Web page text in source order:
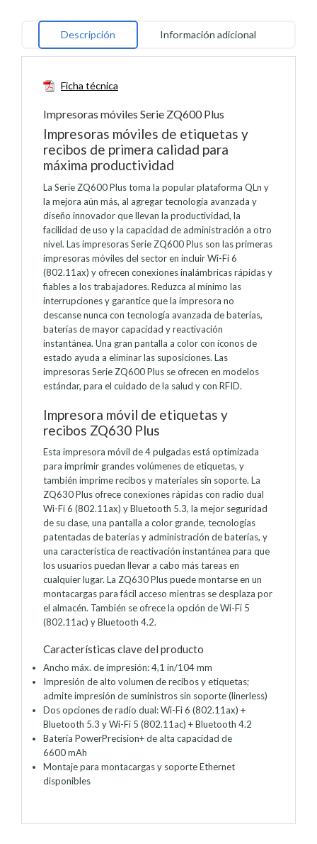
Descripción Información adicional
Ficha técnica
Impresoras móviles Serie ZQ600 Plus
Impresoras móviles de etiquetas y
recibos de primera calidad para
máxima productividad
La Serie ZQ600 Plus toma la popular plataforma QLn y
la mejora aún más, al agregar tecnología avanzada y
diseño innovador que llevan la productividad, la
facilidad de uso y la capacidad de administración a otro
nivel. Las impresoras Serie ZQ600 Plus son las primeras
impresoras móviles del sector en incluir Wi-Fi 6
(802.11ax) y ofrecen conexiones inalámbricas rápidas y
fiables a los trabajadores. Reduzca al mínimo las
interrupciones y garantice que la impresora no
descanse nunca con tecnología avanzada de baterías,
baterías de mayor capacidad y reactivación
instantánea. Una gran pantalla a color con íconos de
estado ayuda a eliminar las suposiciones. Las
impresoras Serie ZQ600 Plus se ofrecen en modelos
estándar, para el cuidado de la salud y con RFID.
Impresora móvil de etiquetas y
recibos ZQ630 Plus
Esta impresora móvil de 4 pulgadas está optimizada
para imprimir grandes volúmenes de etiquetas, y
también imprime recibos y materiales sin soporte. La
ZQ630 Plus ofrece conexiones rápidas con radio dual
Wi-Fi 6 (802.11ax) y Bluetooth 5.3, la mejor seguridad
de su clase, una pantalla a color grande, tecnologías
patentadas de baterías y administración de baterías, y
una característica de reactivación instantánea para que
los usuarios puedan llevar a cabo más tareas en
cualquier lugar. La ZQ630 Plus puede montarse en un
montacargas para fácil acceso mientras se desplaza por
el almacén. También se ofrece la opción de Wi-Fi 5
(802.11ac) y Bluetooth 4.2.
Características clave del producto
Ancho máx. de impresión: 4,1 in/104 mm
Impresión de alto volumen de recibos y etiquetas;
admite impresión de suministros sin soporte (linerless)
Dos opciones de radio dual: Wi-Fi 6 (802.11ax) +
Bluetooth 5.3 y Wi-Fi 5 (802.11ac) + Bluetooth 4.2
Batería PowerPrecision+ de alta capacidad de
6600 mAh
Montaje para montacargas y soporte Ethernet
disponibles